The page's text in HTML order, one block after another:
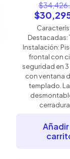
$
$
Destacadas:
Instalación:
frontal con
seguridad en
con ventana
templado.
Añadir